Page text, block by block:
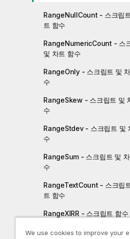
RangeNullCount - 스크립
트 함수
RangeNumericCount - 스
및 차트 함수
RangeOnly - 스크립트 및
수
RangeSkew - 스크립트 및
수
RangeStdev - 스크립트 및
수
RangeSum - 스크립트 및
수
RangeTextCount - 스크립
트 함수
RangeXIRR - 스크립트 함수
RangeXNPV - 스크립트 함
We use cookies to improve your